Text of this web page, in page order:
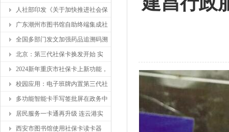
人社部印发《关于加快推进社会保
广东潮州市图书馆自助终端集成社
全国多部门发文加强药品追溯码溯
北京：第三代社保卡换发开始 实
2024新年重庆市社保卡上新功能，
校园应用：电子班牌内置第三代社
多功能智能卡手写签批屏在政务中
居民服务一卡通再升级 连云港实
西安市图书馆使用社保卡读卡器